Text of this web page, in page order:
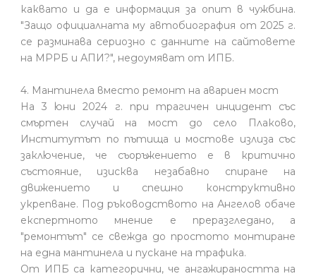
каквато и да е информация за опит в чужбина.
"Защо официалната му автобиография от 2025 г.
се разминава сериозно с данните на сайтовете
на МРРБ и АПИ?", недоумяват от ИПБ.
4. Мантинела вместо ремонт на авариен мост
На 3 юни 2024 г. при трагичен инцидент със
смъртен случай на мост до село Плаково,
Институтът по пътища и мостове излиза със
заключение, че съоръжението е в критично
състояние, изисква незабавно спиране на
движението и спешно конструктивно
укрепване. Под ръководството на Ангелов обаче
експертното мнение е преразгледано, а
"ремонтът" се свежда до простото монтиране
на една мантинела и пускане на трафика.
От ИПБ са категорични, че ангажираността на